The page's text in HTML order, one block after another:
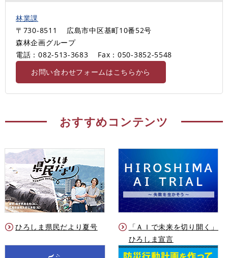
林業課
〒730-8511
広島市中区基町10番52号
森林企画グループ
電話：082-513-3683
Fax：050-3852-5548
お問い合わせフォームはこちらから
おすすめコンテンツ
ひろしま県民だより夏号
「ＡＩで未来を切り開く」
ひろしま宣言